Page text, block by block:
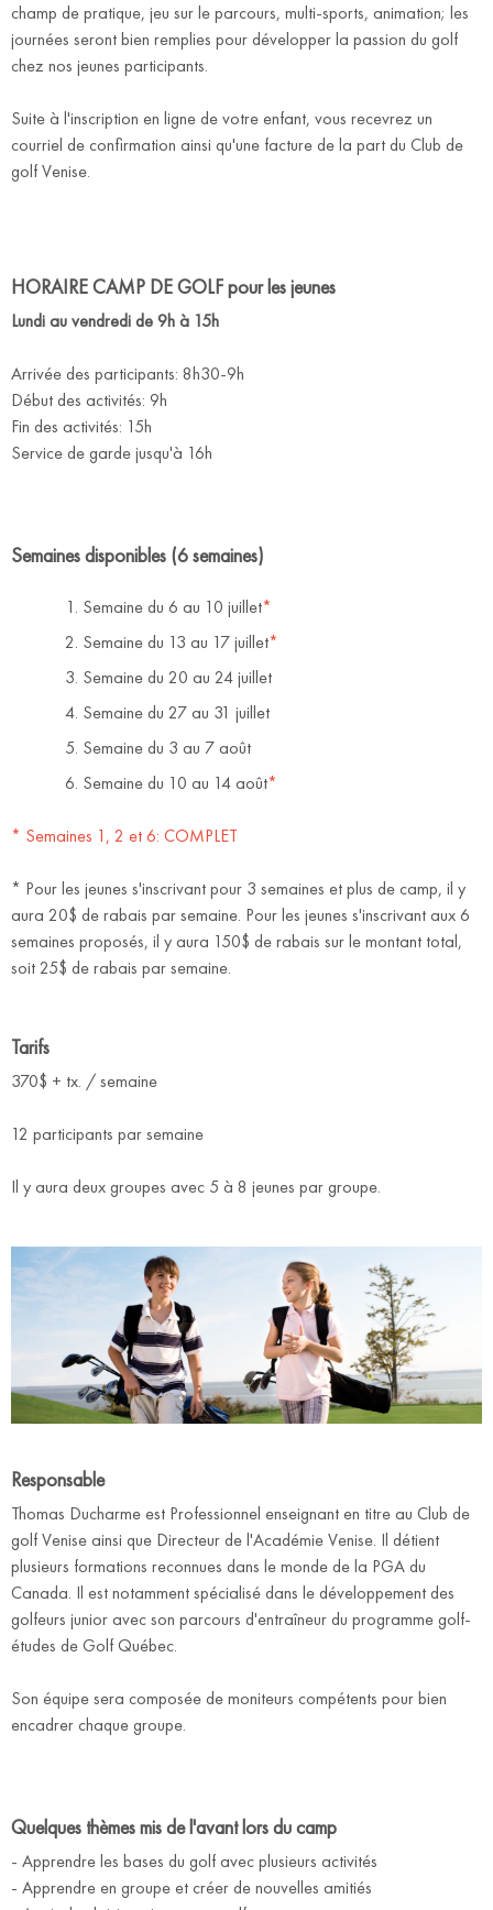
champ de pratique, jeu sur le parcours, multi-sports, animation; les
journées seront bien remplies pour développer la passion du golf
chez nos jeunes participants.
Suite à l'inscription en ligne de votre enfant, vous recevrez un
courriel de confirmation ainsi qu'une facture de la part du Club de
golf Venise.
HORAIRE CAMP DE GOLF pour les jeunes
Lundi au vendredi de 9h à 15h
Arrivée des participants: 8h30-9h
Début des activités: 9h
Fin des activités: 15h
Service de garde jusqu'à 16h
Semaines disponibles (6 semaines)
Semaine du 6 au 10 juillet*
Semaine du 13 au 17 juillet*
Semaine du 20 au 24 juillet
Semaine du 27 au 31 juillet
Semaine du 3 au 7 août
Semaine du 10 au 14 août*
* Semaines 1, 2 et 6: COMPLET
* Pour les jeunes s'inscrivant pour 3 semaines et plus de camp, il y
aura 20$ de rabais par semaine. Pour les jeunes s'inscrivant aux 6
semaines proposés, il y aura 150$ de rabais sur le montant total,
soit 25$ de rabais par semaine.
Tarifs
370$ + tx. / semaine
12 participants par semaine
Il y aura deux groupes avec 5 à 8 jeunes par groupe.
Responsable
Thomas Ducharme est Professionnel enseignant en titre au Club de
golf Venise ainsi que Directeur de l'Académie Venise. Il détient
plusieurs formations reconnues dans le monde de la PGA du
Canada. Il est notamment spécialisé dans le développement des
golfeurs junior avec son parcours d'entraîneur du programme golf-
études de Golf Québec.
Son équipe sera composée de moniteurs compétents pour bien
encadrer chaque groupe.
Quelques thèmes mis de l'avant lors du camp
- Apprendre les bases du golf avec plusieurs activités
- Apprendre en groupe et créer de nouvelles amitiés